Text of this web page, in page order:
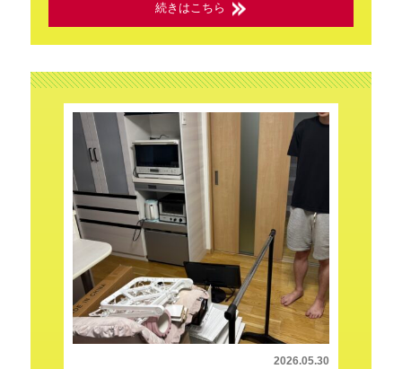
続きはこちら
2026.05.30